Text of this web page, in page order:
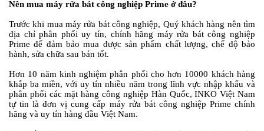
Nên mua máy rửa bát công nghiệp Prime ở đâu?
Trước khi mua máy rửa bát công nghiệp, Quý khách hàng nên tìm
địa chỉ phân phối uy tín, chính hãng máy rửa bát công nghiệp
Prime để đảm bảo mua được sản phẩm chất lượng, chế độ bảo
hành, sửa chữa sau bán tốt.
Hơn 10 năm kinh nghiệm phân phối cho hơn 10000 khách hàng
khắp ba miền, với uy tín nhiều năm trong lĩnh vực nhập khẩu và
phân phối các mặt hàng công nghiệp Hàn Quốc, INKO Việt Nam
tự tin là đơn vị cung cấp máy rửa bát công nghiệp Prime chính
hãng và uy tín hàng đầu Việt Nam.